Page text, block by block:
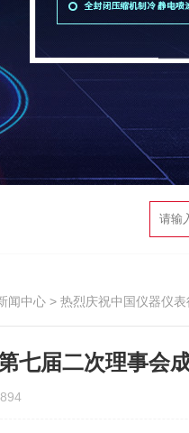
闻中心 > 热烈庆祝中国仪器仪
七届二次理事会